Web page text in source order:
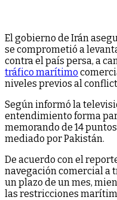
El gobierno de Irán
se comprometió a
contra el país persa, a
tráfico marítimo
niveles previos al
Según informó la
entendimiento forma
memorando de 14
mediado por Pakistán.
De acuerdo con el
navegación comercial a
un plazo de un mes,
las restricciones